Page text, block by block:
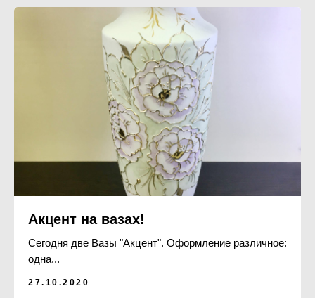
Акцент на вазах!
Сегодня две Вазы "Акцент". Оформление различное:
одна...
27.10.2020